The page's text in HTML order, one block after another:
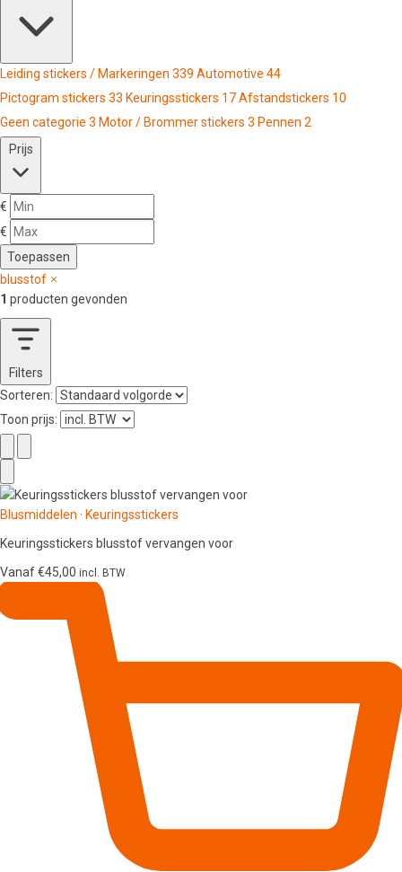
Leiding stickers / Markeringen 339 Automotive 44
Pictogram stickers 33 Keuringsstickers 17Afstandstickers 10
Geen categorie 3 Motor / Brommer stickers 3 Pennen 2
Prijs
€
€
Toepassen
blusstof
1 producten gevonden
Filters
Sorteren:
Toon prijs:
Blusmiddelen · Keuringsstickers
Keuringsstickers blusstof vervangen voor
Vanaf€45,00 incl. BTW